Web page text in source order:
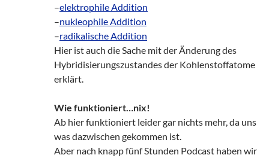
–elektrophile Addition
–nukleophile Addition
–radikalische Addition
Hier ist auch die Sache mit der Änderung des
Hybridisierungszustandes der Kohlenstoffatome
erklärt.
Wie funktioniert…nix!
Ab hier funktioniert leider gar nichts mehr, da uns
was dazwischen gekommen ist.
Aber nach knapp fünf Stunden Podcast haben wir